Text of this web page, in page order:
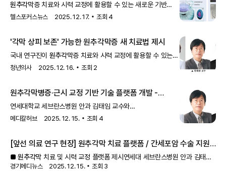
원추각막증 치료와 시력 교정에 활용할 수 있는 새로운 기반
기술 플랫폼이 국내 연구진에 의해 개발됐다.연세대 세브란
헬스포커스뉴스 2025. 12. 17. 조회 4
'각막 상피 보존' 가능한원추각막증 새 치료법 제시
국내 연구진이 원추각막증 치료와 시력 교정에 활용할 수 있는
콘택트 렌즈를 개발해 주목된다.세브란스병원 안과 김태임
청년의사 2025. 12. 16. 조회 2
원추각막병증·근시 교정 기반 기술 플랫폼 개발 -
메디칼허브
연세대학교 세브란스병원 안과 김태임 교수와
POSTECH(포항공과대학교) 신소재공학과 한세광 교수, 부산대
메디칼허브 2025. 12. 15. 조회 4
[앞선 의료 연구 현장] 원추각막치료 플랫폼 / 간세포암 수술 지원
AI 모델 / 습성 연령관련 황반변성 유병률 추이
■원추각막 치료 및 시력 교정 플랫폼 제시연세대 세브란스병원 안과 김태임
교수와 POSTECH(포항공과대학교) 신소재
경기메디뉴스 2025. 12. 15. 조회 3